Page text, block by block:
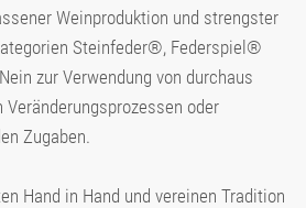
Weinproduktion und strengster
Steinfeder®, Federspiel®
zur Verwendung von durchaus
oder
Zugaben.
Hand in Hand und vereinen Tradition